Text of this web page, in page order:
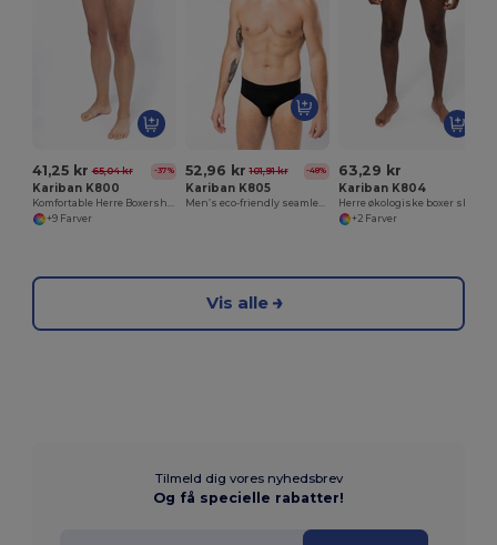
41,25 kr 65,04 kr -37%
Kariban K800
+9 Farver
52,96 kr 101,91 kr -48%
Kariban K805
63,29 kr
Kariban K804
+2 Farver
Vis alle
Tilmeld dig vores nyhedsbrev
Og få specielle rabatter!